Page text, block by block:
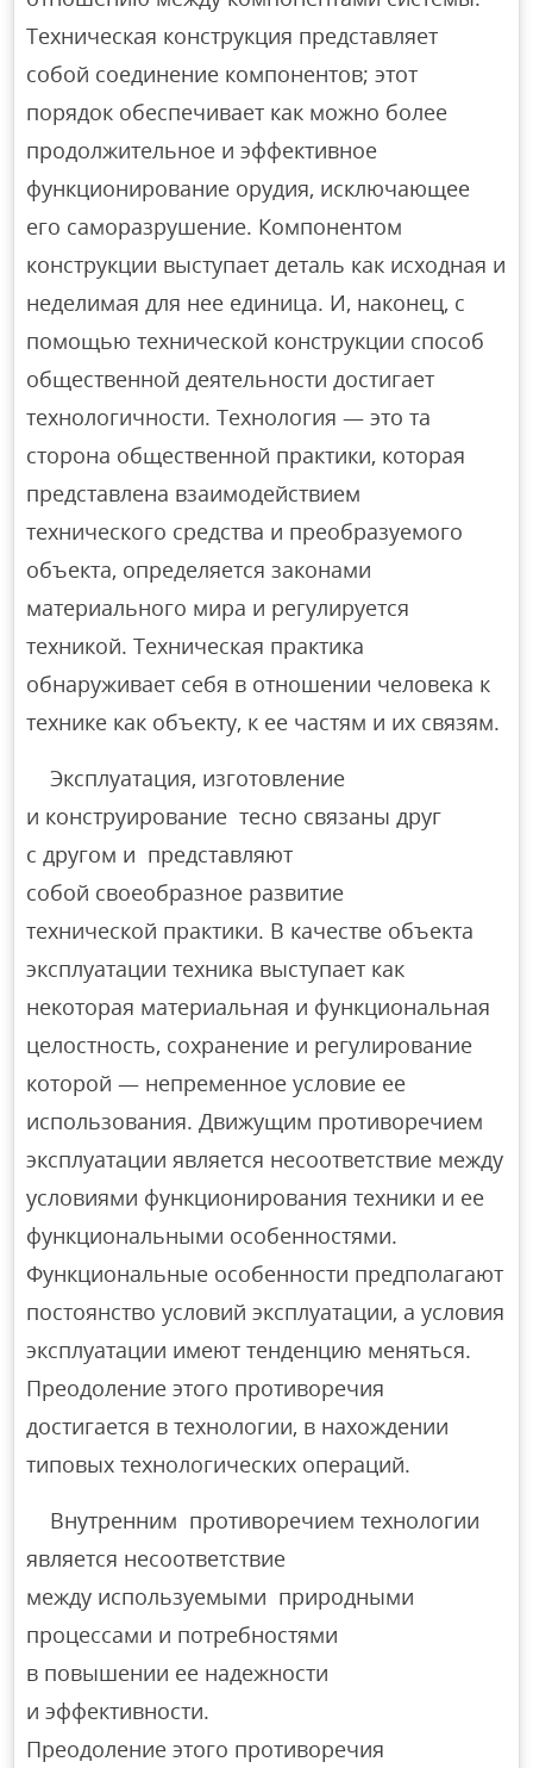
Техническая конструкция представляет
собой соединение компонентов; этот
порядок обеспечивает как можно более
продолжительное и эффективное
функционирование орудия, исключающее
его саморазрушение. Компонентом
конструкции выступает деталь как исходная и
неделимая для нее единица. И, наконец, с
помощью технической конструкции способ
общественной деятельности достигает
технологичности. Технология — это та
сторона общественной практики, которая
представлена взаимодействием
технического средства и преобразуемого
объекта, определяется законами
материального мира и регулируется
техникой. Техническая практика
обнаруживает себя в отношении человека к
технике как объекту, к ее частям и их связям.
Эксплуатация, изготовление
и конструирование тесно связаны друг
с другом и представляют
собой своеобразное развитие
технической практики. В качестве объекта
эксплуатации техника выступает как
некоторая материальная и функциональная
целостность, сохранение и регулирование
которой — непременное условие ее
использования. Движущим противоречием
эксплуатации является несоответствие между
условиями функционирования техники и ее
функциональными особенностями.
Функциональные особенности предполагают
постоянство условий эксплуатации, а условия
эксплуатации имеют тенденцию меняться.
Преодоление этого противоречия
достигается в технологии, в нахождении
типовых технологических операций.
Внутренним противоречием технологии
является несоответствие
между используемыми природными
процессами и потребностями
в повышении ее надежности
и эффективности.
Преодоление этого противоречия